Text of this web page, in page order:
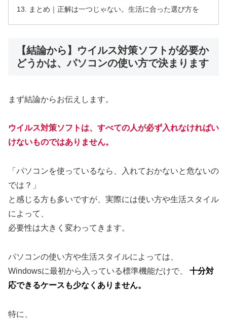
まとめ｜正解は一つじゃない。生活に合った選び方を
【結論から】ウイルス対策ソフトが必要か
どうかは、パソコンの使い方で決まります
まず結論からお伝えします。
ウイルス対策ソフトは、すべての人が必ず入れなければい
けないものではありません。
「パソコンを使っているなら、入れておかないと危ないの
では？」
と感じる方も多いですが、実際には使い方や生活スタイル
によって、
必要性は大きく変わってきます。
パソコンの使い方や生活スタイルによっては、
Windowsに最初から入っている標準機能だけで、 十分対
応できるケースも少なくありません。
特に、